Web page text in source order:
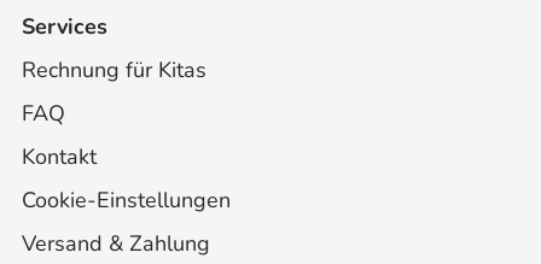
Services
Rechnung für Kitas
FAQ
Kontakt
Cookie-Einstellungen
Versand & Zahlung